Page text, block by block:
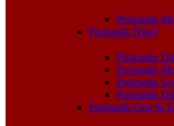
Pnömatik
Pnömatik Nipel
Pnömatik
Pnömatik
Pnömatik
Pnömatik
Pnömatik Orta &